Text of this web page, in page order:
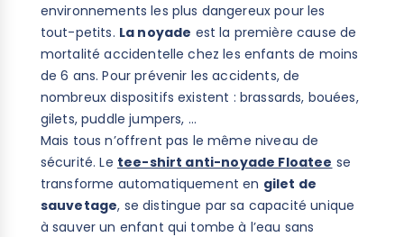
environnements les plus dangereux pour les
tout-petits. La noyade est la première cause de
mortalité accidentelle chez les enfants de moins
de 6 ans. Pour prévenir les accidents, de
nombreux dispositifs existent : brassards, bouées,
gilets, puddle jumpers, ...
Mais tous n’offrent pas le même niveau de
sécurité. Le tee-shirt anti-noyade Floatee se
transforme automatiquement en gilet de
sauvetage, se distingue par sa capacité unique
à sauver un enfant qui tombe à l’eau sans